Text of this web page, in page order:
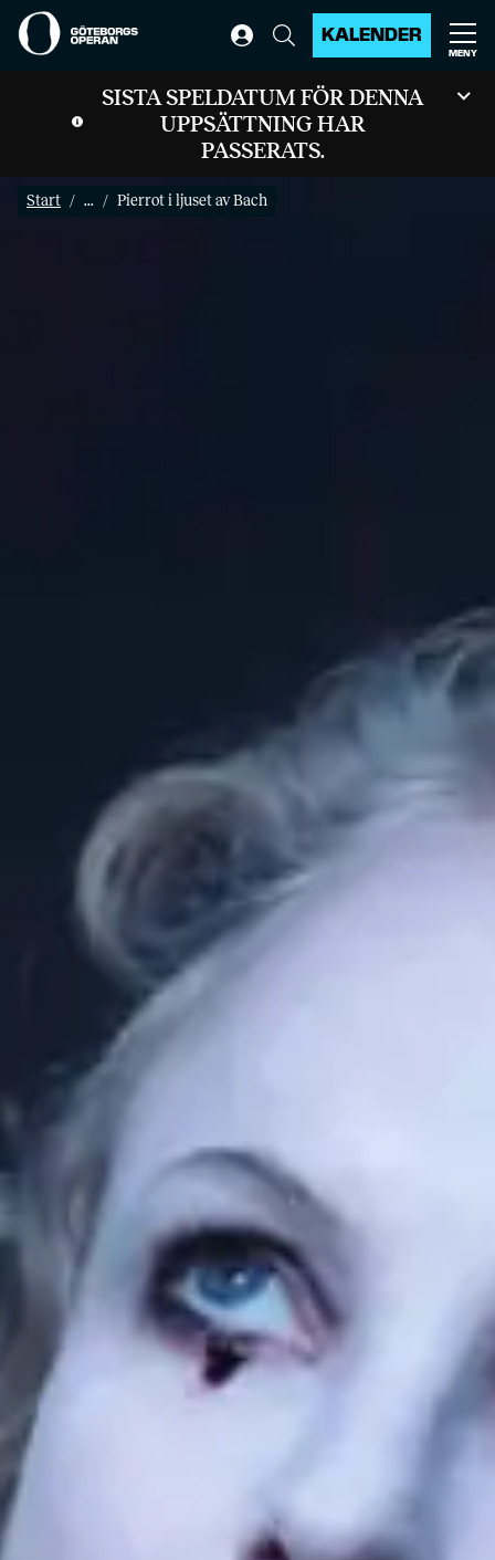
KALENDER
MENY
SISTA SPELDATUM FÖR DENNA
UPPSÄTTNING HAR
PASSERATS.
Start ... Pierrot i ljuset av Bach